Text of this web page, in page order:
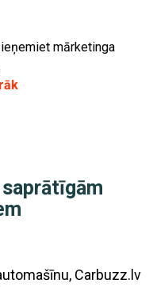
mārketinga
Carbuzz.lv